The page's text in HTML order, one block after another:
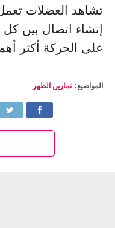
تشاهد العضلات
إنشاء اتصال بين
على الحركة أكثر
المواضيع: تمارين الظهر